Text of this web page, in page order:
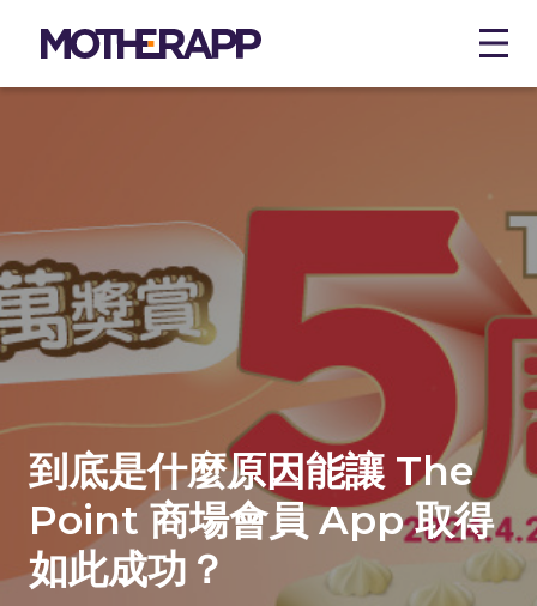
Points & Tiered Rewards
Customer Management
E-commerce Integration
Clienteling App
Customer 360
Event Marketing
Owning Your Data and Channel
Shopping Mall
Hotel
Restaurant
Enterprise
EGL Tours
Towngas Fun
Lane Crawford
Data Science
Our Story
Secret to Success
到底是什麼原因能讓 The
Point 商場會員 App 取得
如此成功？
Want a free personal demo?